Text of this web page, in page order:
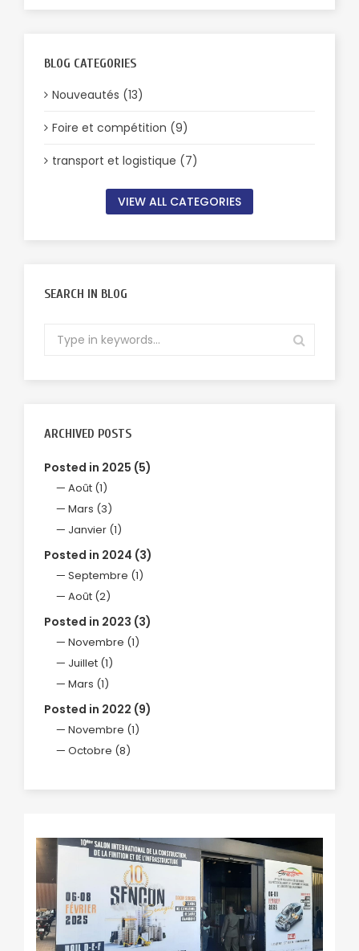
BLOG CATEGORIES
Nouveautés (13)
Foire et compétition (9)
transport et logistique (7)
VIEW ALL CATEGORIES
SEARCH IN BLOG
ARCHIVED POSTS
Posted in 2025 (5)
Août (1)
Mars (3)
Janvier (1)
Posted in 2024 (3)
Septembre (1)
Août (2)
Posted in 2023 (3)
Novembre (1)
Juillet (1)
Mars (1)
Posted in 2022 (9)
Novembre (1)
Octobre (8)